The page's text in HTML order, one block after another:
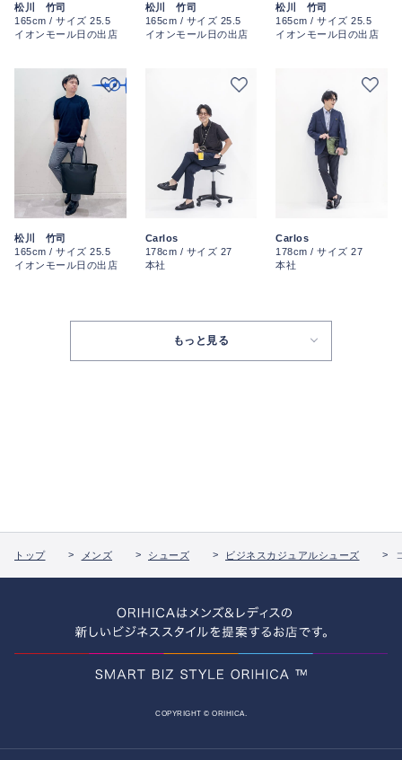
松川 竹司
165cm / サイズ 25.5
イオンモール日の出店
松川 竹司
165cm / サイズ 25.5
イオンモール日の出店
松川 竹司
165cm / サイズ 25.5
イオンモール日の出店
松川 竹司
165cm / サイズ 25.5
イオンモール日の出店
Carlos
178cm / サイズ 27
本社
Carlos
178cm / サイズ 27
本社
もっと見る
トップ メンズ シューズ ビジネスカジュアルシューズ
COPYRIGHT © ORIHICA.